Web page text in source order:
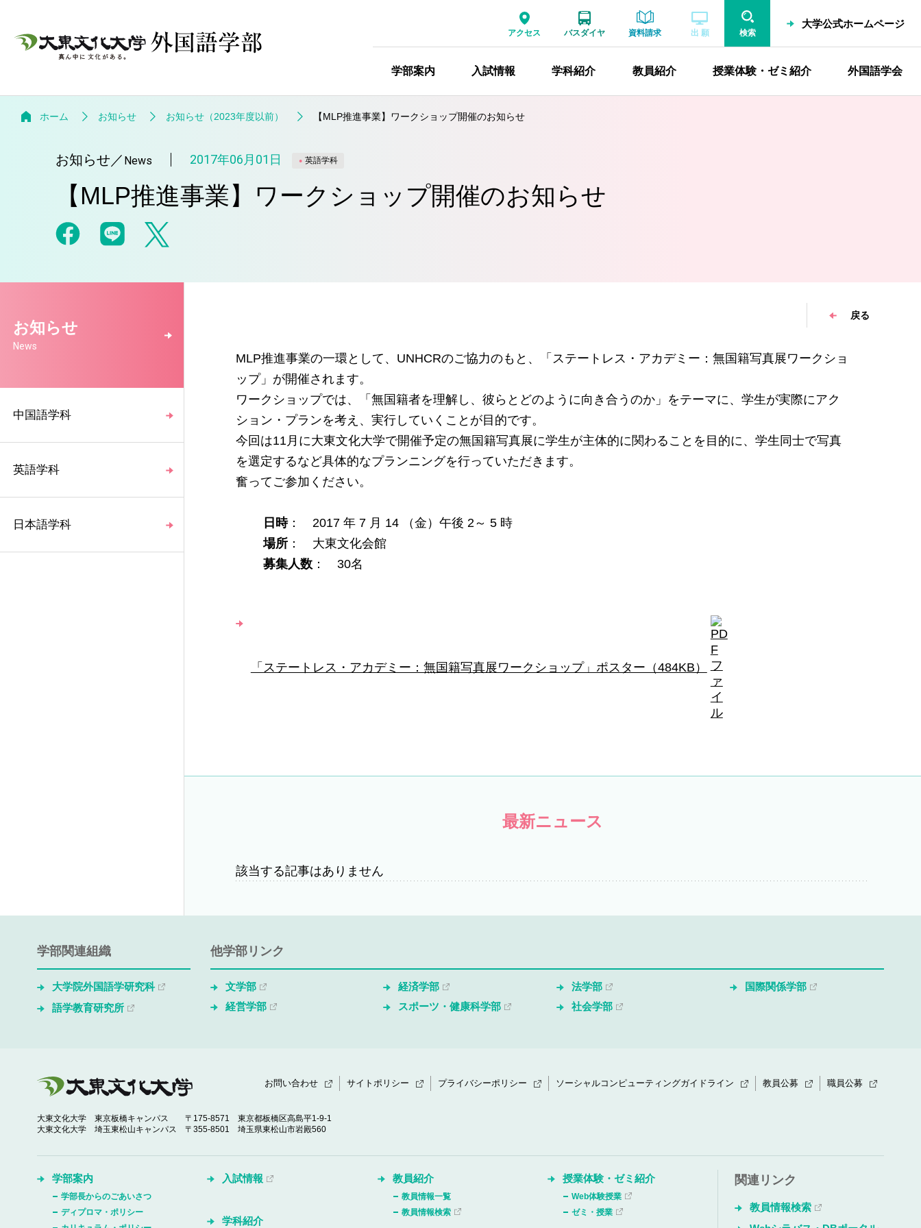
アクセス バスダイヤ 資料請求 出 願 検索
大学公式ホームページ
学部案内 入試情報 学科紹介 教員紹介 授業体験・ゼミ紹介 外国語学会
ホーム お知らせ お知らせ（2023年度以前） 【MLP推進事業】ワークショップ開催のお知らせ
お知らせ ／ News 2017年06月01日 英語学科
【MLP推進事業】ワークショップ開催のお知らせ
お知らせ
News
中国語学科
英語学科
日本語学科
戻る
MLP推進事業の一環として、UNHCRのご協力のもと、「ステートレス・アカデミー：無国籍写真展ワークショ
ップ」が開催されます。
ワークショップでは、「無国籍者を理解し、彼らとどのように向き合うのか」をテーマに、学生が実際にアク
ション・プランを考え、実行していくことが目的です。
今回は11月に大東文化大学で開催予定の無国籍写真展に学生が主体的に関わることを目的に、学生同士で写真
を選定するなど具体的なプランニングを行っていただきます。
奮ってご参加ください。
日時： 2017 年 7 月 14 （金）午後 2～ 5 時
場所： 大東文化会館
募集人数： 30名
「ステートレス・アカデミー：無国籍写真展ワークショップ」ポスター（484KB）
最新ニュース
該当する記事はありません
学部関連組織
大学院外国語学研究科
語学教育研究所
他学部リンク
文学部 経済学部 法学部
国際関係学部
経営学部
スポーツ・健康科学部 社会学部
大東文化大学 東京板橋キャンパス
〒175-8571 東京都板橋区高島平1-9-1
大東文化大学 埼玉東松山キャンパス
〒355-8501 埼玉県東松山市岩殿560
お問い合わせ サイトポリシー プライバシーポリシー ソーシャルコンピューティングガイドライン 教員公募 職員公募
学部案内
学部長からのごあいさつ
ディプロマ・ポリシー
入試情報
学科紹介
教員紹介
教員情報一覧
教員情報検索
授業体験・ゼミ紹介
Web体験授業
ゼミ・授業
関連リンク
教員情報検索